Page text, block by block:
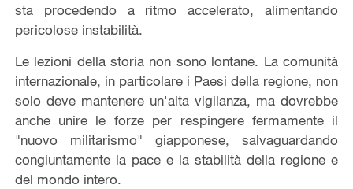
sta procedendo a ritmo accelerato, alimentando
pericolose instabilità.
Le lezioni della storia non sono lontane. La comunità
internazionale, in particolare i Paesi della regione, non
solo deve mantenere un'alta vigilanza, ma dovrebbe
anche unire le forze per respingere fermamente il
"nuovo militarismo" giapponese, salvaguardando
congiuntamente la pace e la stabilità della regione e
del mondo intero.